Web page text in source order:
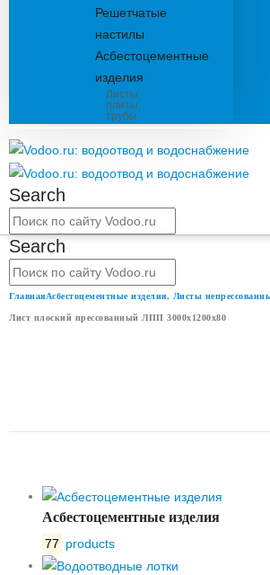
Решетчатые
настилы
Асбестоцементные
изделия
Листы,
плиты,
трубы
Search
Search
ГлавнаяАсбестоцементные изделия, Листы
Лист плоский прессованный ЛПП 3000x1200x80
Асбестоцементные изделия
77 products